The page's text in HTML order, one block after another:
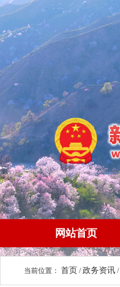
网站首页
当前位置： 首页 /政务资讯 /